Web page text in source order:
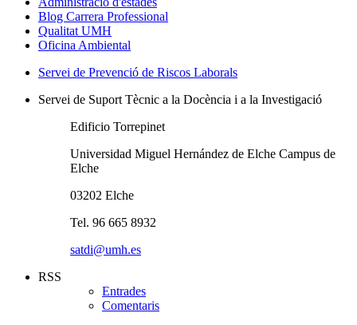
Blog Carrera Professional
Qualitat UMH
Oficina Ambiental
Servei de Prevenció de Riscos Laborals
Servei de Suport Tècnic a la Docència i a la Investigació
Edificio Torrepinet
Universidad Miguel Hernández de Elche Campus de
Elche
03202 Elche
Tel. 96 665 8932
satdi@umh.es
RSS
Entrades
Comentaris